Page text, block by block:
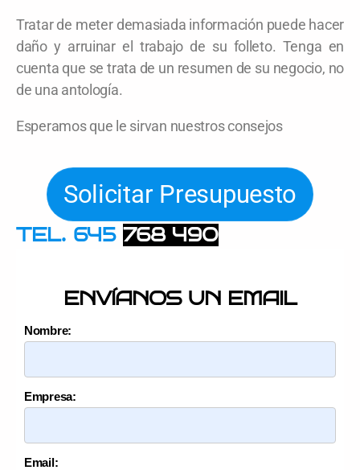
Tratar de meter demasiada información puede hacer
daño y arruinar el trabajo de su folleto. Tenga en
cuenta que se trata de un resumen de su negocio, no
de una antología.
Esperamos que le sirvan nuestros consejos
Solicitar Presupuesto
TEL. 645 768 490
ENVÍANOS UN EMAIL
Nombre:
Empresa:
Email: